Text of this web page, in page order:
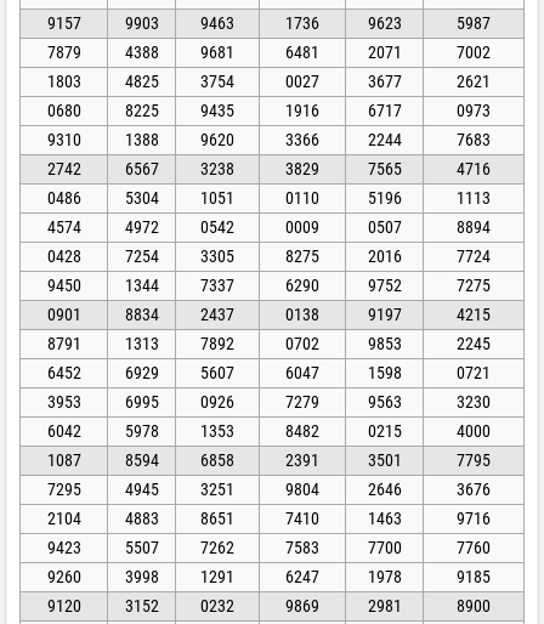
9157
9903 9463 1736 9623
5987
7879
4388 9681 6481 2071
7002
1803
4825 3754 0027 3677
2621
0680
8225 9435 1916 6717
0973
9310
1388 9620 3366 2244
7683
2742
6567 3238 3829 7565
4716
0486
5304 1051 0110 5196
1113
4574
4972 0542 0009 0507
8894
0428
7254 3305 8275 2016
7724
9450
1344 7337 6290 9752
7275
0901
8834 2437 0138 9197
4215
8791
1313 7892 0702 9853
2245
6452
6929 5607 6047 1598
0721
3953
6995 0926 7279 9563
3230
6042
5978 1353 8482 0215
4000
1087
8594 6858 2391 3501
7795
7295
4945 3251 9804 2646
3676
2104
4883 8651 7410 1463
9716
9423
5507 7262 7583 7700
7760
9260
3998 1291 6247 1978
9185
9120
3152 0232 9869 2981
8900